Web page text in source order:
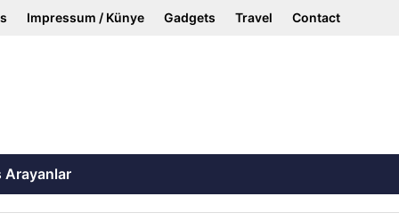
Impressum / Künye Gadgets Travel Contact
Arayanlar